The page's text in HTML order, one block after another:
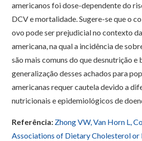
americanos foi dose-dependente do
DCV e mortalidade. Sugere-se que o
ovo pode ser prejudicial no contexto
americana, na qual a incidência de
são mais comuns do que desnutrição e
generalização desses achados para
americanas requer cautela devido a
nutricionais e epidemiológicos de
Referência: Zhong VW, Van Horn L,
Associations of Dietary Cholesterol or